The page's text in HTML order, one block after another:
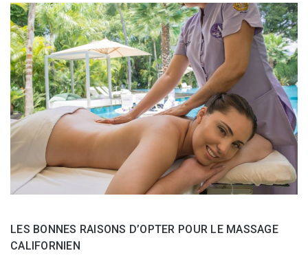
LES BONNES RAISONS D’OPTER POUR LE MASSAGE
CALIFORNIEN